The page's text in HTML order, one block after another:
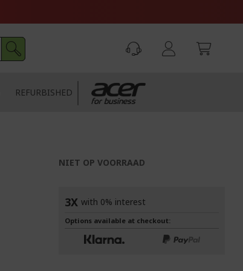
REFURBISHED
NIET OP VOORRAAD
3X with 0% interest
Options available at checkout: